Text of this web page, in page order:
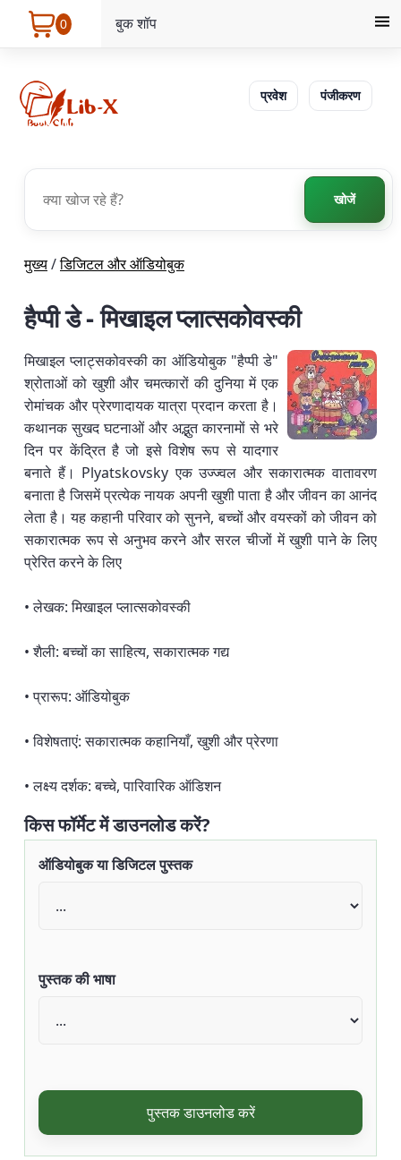
0 बुक शॉप
प्रवेश पंजीकरण
खोजें
मुख्य/डिजिटल और ऑडियोबुक
हैप्पी डे - मिखाइल प्लात्सकोवस्की
मिखाइल प्लाट्सकोवस्की का ऑडियोबुक "हैप्पी डे"
श्रोताओं को खुशी और चमत्कारों की दुनिया में एक
रोमांचक और प्रेरणादायक यात्रा प्रदान करता है।
कथानक सुखद घटनाओं और अद्भुत कारनामों से भरे
दिन पर केंद्रित है जो इसे विशेष रूप से यादगार
बनाते हैं। Plyatskovsky एक उज्ज्वल और सकारात्मक वातावरण
बनाता है जिसमें प्रत्येक नायक अपनी खुशी पाता है और जीवन का आनंद
लेता है। यह कहानी परिवार को सुनने, बच्चों और वयस्कों को जीवन को
सकारात्मक रूप से अनुभव करने और सरल चीजों में खुशी पाने के लिए
प्रेरित करने के लिए
• लेखक: मिखाइल प्लात्सकोवस्की
• शैली: बच्चों का साहित्य, सकारात्मक गद्य
• प्रारूप: ऑडियोबुक
• विशेषताएं: सकारात्मक कहानियाँ, खुशी और प्रेरणा
• लक्ष्य दर्शक: बच्चे, पारिवारिक ऑडिशन
किस फॉर्मेट में डाउनलोड करें?
ऑडियोबुक या डिजिटल पुस्तक
पुस्तक की भाषा
पुस्तक डाउनलोड करें